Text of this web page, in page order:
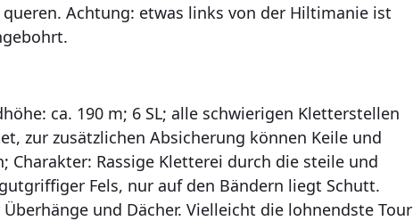
Achtung: etwas links von der Hiltimanie ist
ca. 190 m; 6 SL; alle schwierigen Kletterstellen
zur zusätzlichen Absicherung können Keile und
Charakter: Rassige Kletterei durch die steile und
Fels, nur auf den Bändern liegt Schutt.
und Dächer. Vielleicht die lohnendste Tour